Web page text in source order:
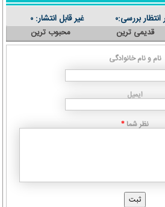
انتظار بررسی:۰ غیر قابل انتشار: ۰
قدیمی ترین محبوب ترین
نام و نام خانوادگی
ایمیل
نظر شما *